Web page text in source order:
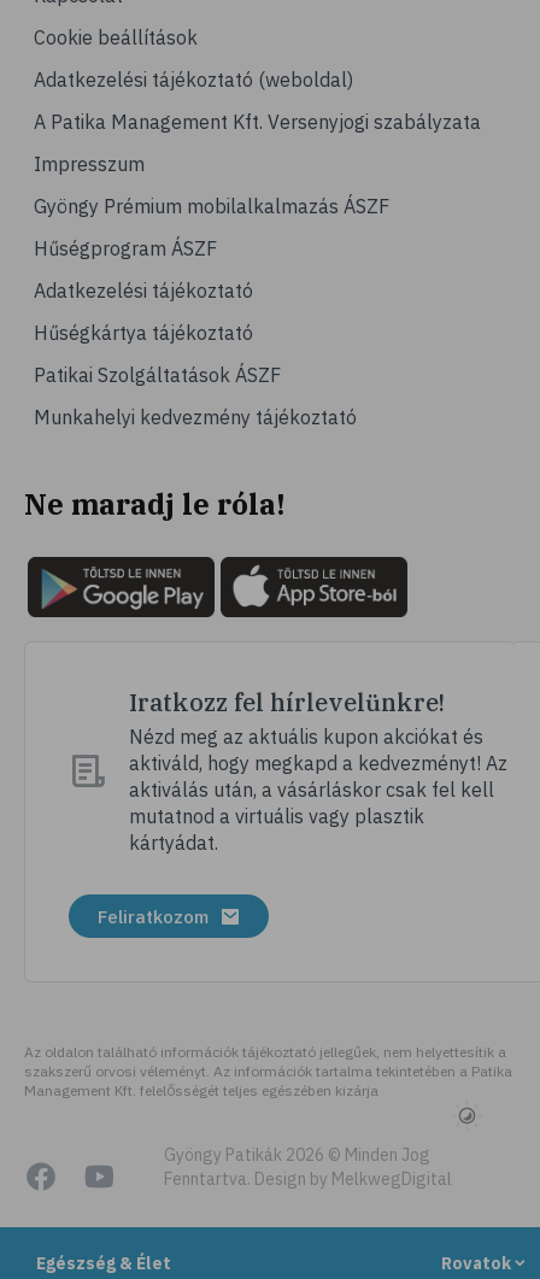
Egészség & Élet Rovatok
# köszvény
# ínhüvelygyulladás
# tél
# vérnyomásmérés
# kardiológia
# kardiovaszkuláris betegségek
# szív- és érrendszer
# vérnyomás
# mozgás
# pszichológia
# hátfájás
# vérnyomáscsökkentés
# megfázás
# influenza
# fertőző betegségek
# köhögés
# immunerősítés
# kézmosás
# szépségápolás
# bőrápolás
# izlandi zuzmó
Cookie beállítások
Adatkezelési tájékoztató (weboldal)
A Patika Management Kft. Versenyjogi szabályzata
Impresszum
Gyöngy Prémium mobilalkalmazás ÁSZF
Hűségprogram ÁSZF
Adatkezelési tájékoztató
Hűségkártya tájékoztató
Patikai Szolgáltatások ÁSZF
Munkahelyi kedvezmény tájékoztató
Ne maradj le róla!
Iratkozz fel hírlevelünkre!
Nézd meg az aktuális kupon akciókat és
aktiváld, hogy megkapd a kedvezményt! Az
aktiválás után, a vásárláskor csak fel kell
mutatnod a virtuális vagy plasztik
kártyádat.
Feliratkozom
Az oldalon található információk tájékoztató jellegűek, nem helyettesítik a
szakszerű orvosi véleményt. Az információk tartalma tekintetében a Patika
Management Kft. felelősségét teljes egészében kizárja
Gyöngy Patikák 2026 © Minden Jog
Fenntartva. Design by MelkwegDigital